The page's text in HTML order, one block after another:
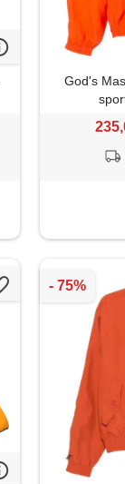
God's